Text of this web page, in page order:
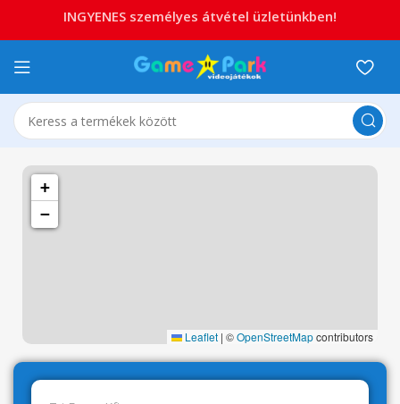
+
−
Leaflet | ©OpenStreetMapcontributors
INGYENES személyes átvétel üzletünkben!